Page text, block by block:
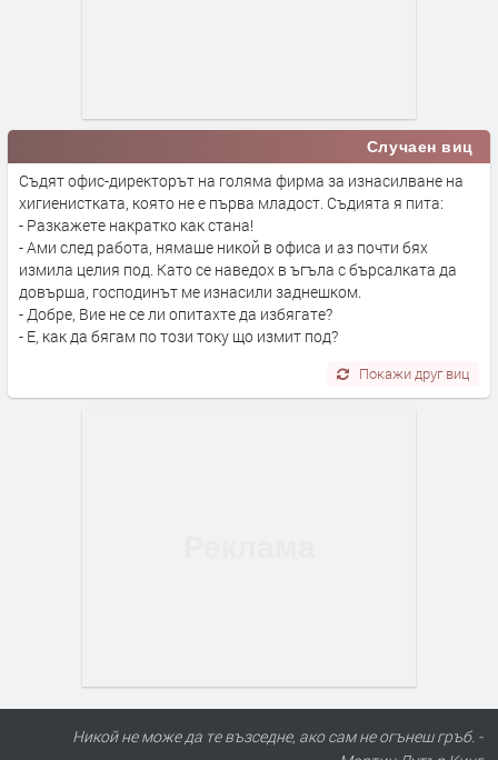
Случаен виц
Съдят офис-директорът на голяма фирма за изнасилване на
хигиенистката, която не е първа младост. Съдията я пита:
- Разкажете накратко как стана!
- Ами след работа, нямаше никой в офиса и аз почти бях
измила целия под. Като се наведох в ъгъла с бърсалката да
довърша, господинът ме изнасили заднешком.
- Добре, Вие не се ли опитахте да избягате?
- Е, как да бягам по този току що измит под?
Покажи друг виц
Никой не може да те възседне, ако сам не огънеш гръб. -